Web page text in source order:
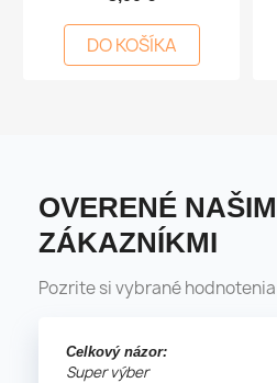
DO KOŠÍKA
OVERENÉ
ZÁKAZNÍKMI
Pozrite si vybrané
Celkový názor:
Super výber